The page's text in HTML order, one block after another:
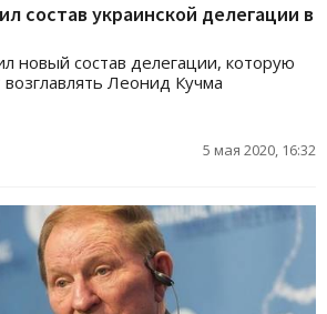
состав украинской делегации в
новый состав делегации, которую
Леонид Кучма
5 мая 2020, 16:32